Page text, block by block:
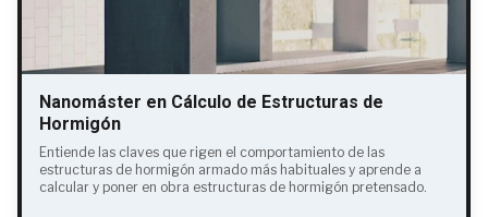
Nanomáster en Cálculo de Estructuras de
Hormigón
Entiende las claves que rigen el comportamiento de las
estructuras de hormigón armado más habituales y aprende a
calcular y poner en obra estructuras de hormigón pretensado.